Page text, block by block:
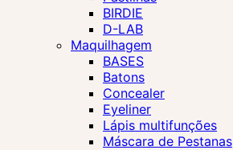
BIRDIE
D-LAB
Maquilhagem
BASES
Batons
Concealer
Eyeliner
Lápis multifunções
Máscara de Pestanas